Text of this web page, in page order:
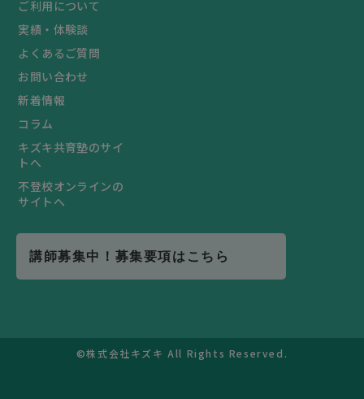
ご利用について
実績・体験談
よくあるご質問
お問い合わせ
新着情報
コラム
キズキ共育塾のサイ
トへ
不登校オンラインの
サイトへ
講師募集中！募集要項はこちら
©株式会社キズキ All Rights Reserved.